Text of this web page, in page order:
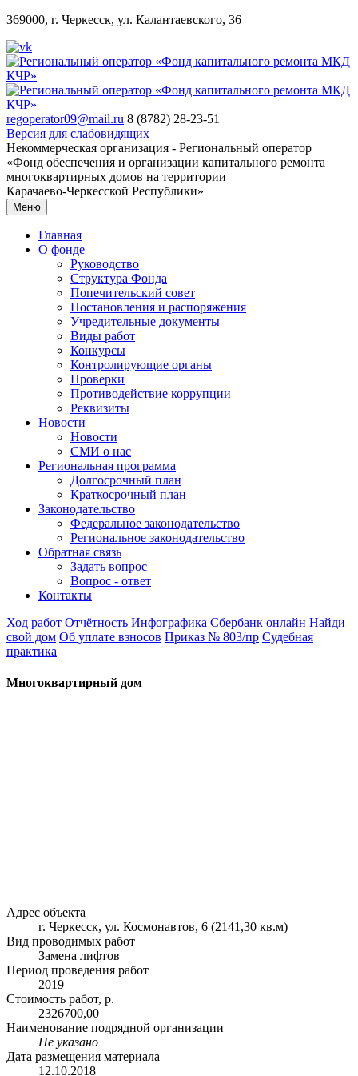
369000, г. Черкесск, ул. Калантаевского, 36
regoperator09@mail.ru 8 (8782) 28-23-51
Версия для слабовидящих
Некоммерческая организация - Региональный оператор
«Фонд обеспечения и организации капитального ремонта
многоквартирных домов на территории
Карачаево-Черкесской Республики»
Меню
Главная
О фонде
Руководство
Структура Фонда
Попечительский совет
Постановления и распоряжения
Учредительные документы
Виды работ
Конкурсы
Контролирующие органы
Проверки
Противодействие коррупции
Реквизиты
Новости
Новости
СМИ о нас
Региональная программа
Долгосрочный план
Краткосрочный план
Законодательство
Федеральное законодательство
Региональное законодательство
Обратная связь
Задать вопрос
Вопрос - ответ
Контакты
Ход работ Отчётность Инфографика Сбербанк онлайн Найди
свой дом Об уплате взносов Приказ № 803/пр Судебная
практика
Многоквартирный дом
Адрес объекта
г. Черкесск, ул. Космонавтов, 6 (2141,30 кв.м)
Вид проводимых работ
Замена лифтов
Период проведения работ
2019
Стоимость работ, р.
2326700,00
Наименование подрядной организации
Не указано
Дата размещения материала
12.10.2018